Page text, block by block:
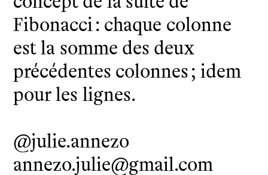
Fibonacci : chaque colonne
est la somme des deux
précédentes colonnes ; idem
pour les lignes.
@julie.annezo
annezo.julie@gmail.com